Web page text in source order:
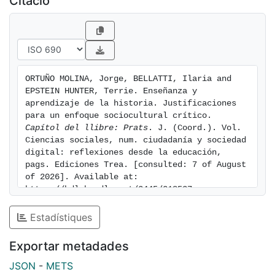
actual y para ayudar a la acción de los individuos
desde postulados que tengan en cuenta la pluralidad,
el dinamismo y la complejidad de las relaciones
sociales.
ORTUÑO MOLINA, Jorge, BELLATTI, Ilaria and
EPSTEIN HUNTER, Terrie. Enseñanza y
aprendizaje de la historia. Justificaciones
Capítol del llibre: Prats . J. (Coord.). Vol.
Ciencias sociales, num. ciudadanía y sociedad
digital: reflexiones desde la educación,
pags. Ediciones Trea. [consulted: 7 of August
of 2026]. Available at:
https://hdl.handle.net/2445/218537
Estadístiques
Exportar metadades
JSON - METS